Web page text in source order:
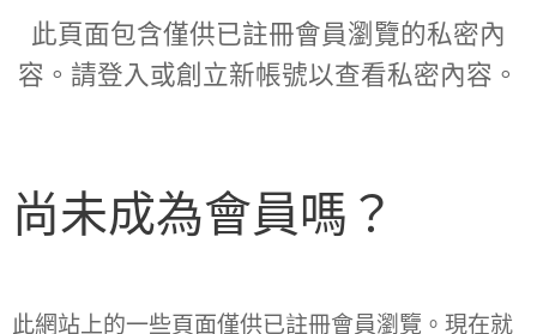
此頁面包含僅供已註冊會員瀏覽的私密內
容。請登入或創立新帳號以查看私密內容。
尚未成為會員嗎？
此網站上的一些頁面僅供已註冊會員瀏覽。現在就